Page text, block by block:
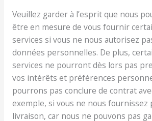
Veuillez garder à l’esprit que nous
être en mesure de vous fournir
services si vous ne nous autorisez
données personnelles. De plus,
services ne pourront dès lors pas
vos intérêts et préférences
pourrons pas conclure de contrat
exemple, si vous ne nous fournissez
livraison, car nous ne pouvons pas